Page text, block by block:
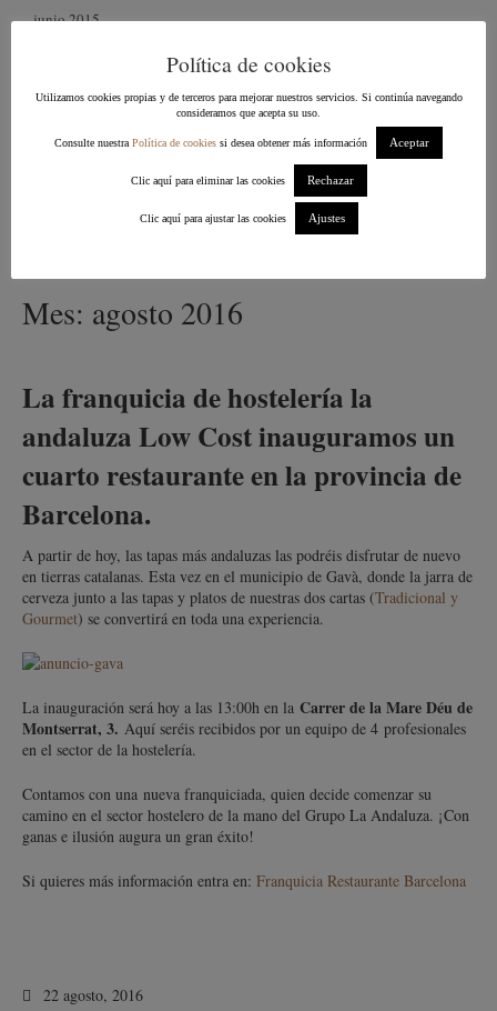
junio 2015
abril 2015
marzo 2015
Mes: agosto 2016
La franquicia de hostelería la
andaluza Low Cost inauguramos un
cuarto restaurante en la provincia de
Barcelona.
A partir de hoy, las tapas más andaluzas las podréis disfrutar de nuevo
en tierras catalanas. Esta vez en el municipio de Gavà, donde la jarra de
cerveza junto a las tapas y platos de nuestras dos cartas (Tradicional y
Gourmet) se convertirá en toda una experiencia.
La inauguración será hoy a las 13:00h en la Carrer de la Mare Déu de
Montserrat, 3. Aquí seréis recibidos por un equipo de 4 profesionales
en el sector de la hostelería.
Contamos con una nueva franquiciada, quien decide comenzar su
camino en el sector hostelero de la mano del Grupo La Andaluza. ¡Con
ganas e ilusión augura un gran éxito!
Si quieres más información entra en: Franquicia Restaurante Barcelona
22 agosto, 2016
Política de cookies
Utilizamos cookies propias y de terceros para mejorar nuestros servicios. Si continúa navegando
consideramos que acepta su uso.
Consulte nuestra Política de cookies si desea obtener más información Aceptar
Clic aquí para eliminar las cookies Rechazar
Clic aquí para ajustar las cookies Ajustes